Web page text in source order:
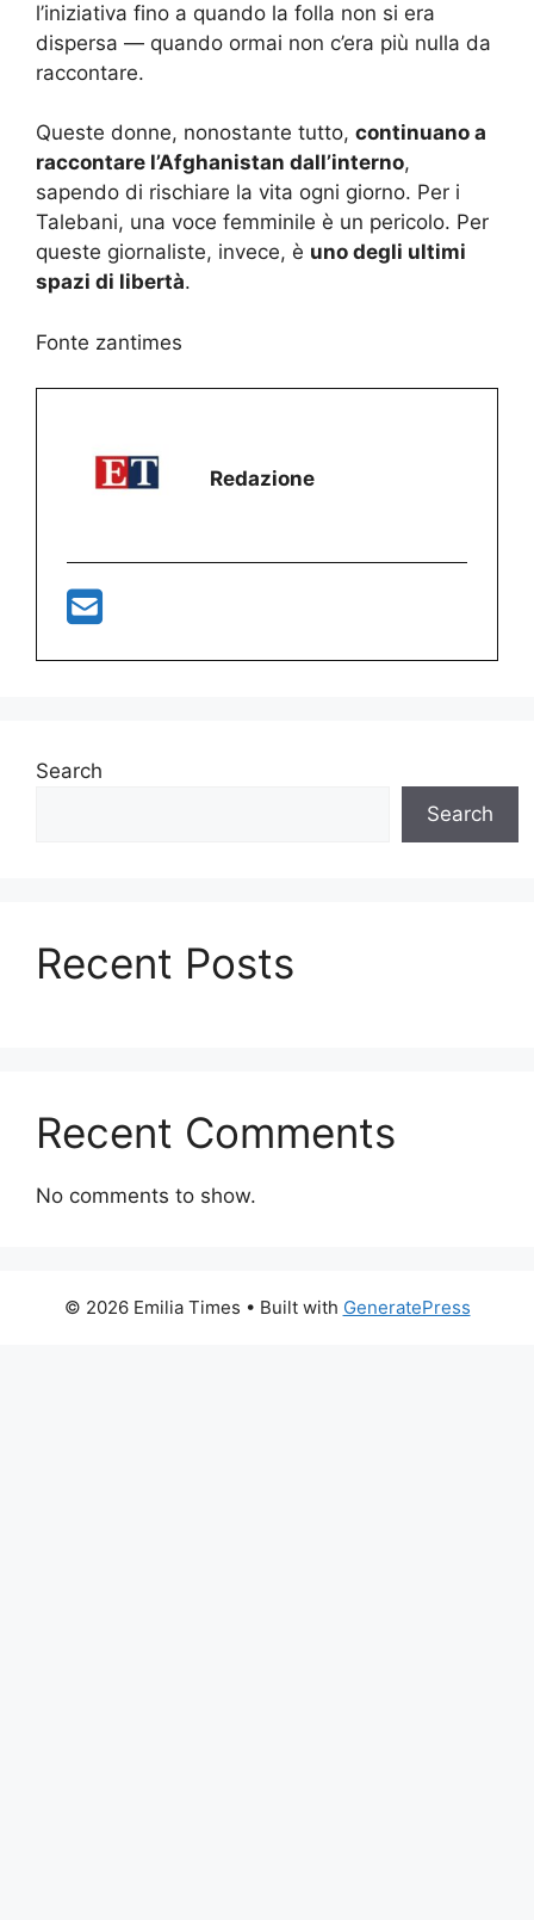
l’iniziativa fino a quando la folla non si era
dispersa — quando ormai non c’era più nulla da
raccontare.
Queste donne, nonostante tutto, continuano a
raccontare l’Afghanistan dall’interno,
sapendo di rischiare la vita ogni giorno. Per i
Talebani, una voce femminile è un pericolo. Per
queste giornaliste, invece, è uno degli ultimi
spazi di libertà.
Fonte zantimes
Redazione
Search
Search
Recent Posts
Recent Comments
No comments to show.
© 2026 Emilia Times • Built with GeneratePress